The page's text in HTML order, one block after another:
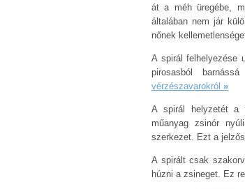
át a méh üregébe,
általában nem jár
nőnek
A spirál felhelyezése
pirosasból
vérzészavarokról »
A spirál helyzetét a
műanyag zsinór
szerkezet. Ezt a
A spirált csak
húzni a zsineget. Ez